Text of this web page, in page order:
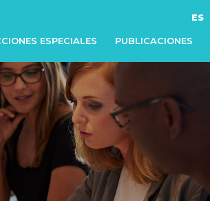
ES
ESPECIALES PUBLICACIONES